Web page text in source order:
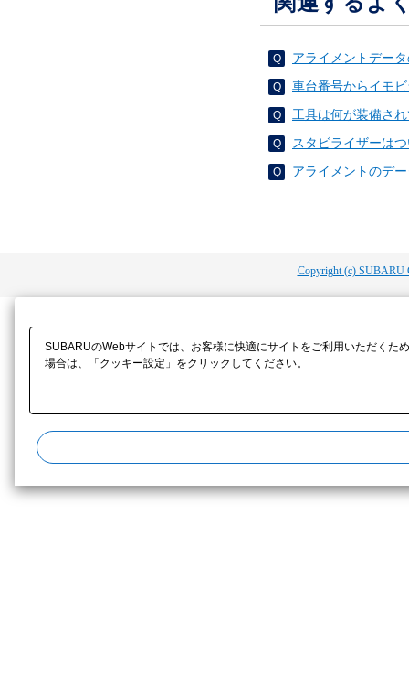
アライメントデー
車台番号からイモ
工具は何が装備さ
スタビライザーは
アライメントのデ
Copyright (c) SUBARU
SUBARUのWebサイトでは、お客様に快適にサイトをご利用いただく
場合は、「クッキー設定」をクリックしてください。​